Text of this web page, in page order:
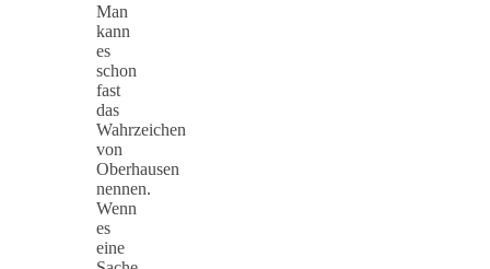
Man
kann
es
schon
fast
das
Wahrzeichen
von
Oberhausen
nennen.
Wenn
es
eine